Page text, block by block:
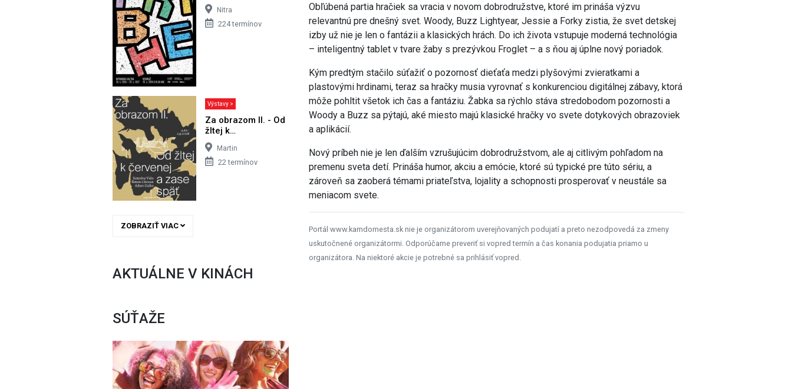
Nitra
224 termínov
Výstavy >
Za obrazom II. - Od
žltej k…
Martin
22 termínov
ZOBRAZIŤ VIAC
AKTUÁLNE V KINÁCH
SÚŤAŽE
Obľúbená partia hračiek sa vracia v novom dobrodružstve, ktoré im prináša výzvu
relevantnú pre dnešný svet. Woody, Buzz Lightyear, Jessie a Forky zistia, že svet detskej
izby už nie je len o fantázii a klasických hrách. Do ich života vstupuje moderná technológia
– inteligentný tablet v tvare žaby s prezývkou Froglet – a s ňou aj úplne nový poriadok.
Kým predtým stačilo súťažiť o pozornosť dieťaťa medzi plyšovými zvieratkami a
plastovými hrdinami, teraz sa hračky musia vyrovnať s konkurenciou digitálnej zábavy, ktorá
môže pohltit všetok ich čas a fantáziu. Žabka sa rýchlo stáva stredobodom pozornosti a
Woody a Buzz sa pýtajú, aké miesto majú klasické hračky vo svete dotykových obrazoviek
a aplikácií.
Nový príbeh nie je len ďalším vzrušujúcim dobrodružstvom, ale aj citlivým pohľadom na
premenu sveta detí. Prináša humor, akciu a emócie, ktoré sú typické pre túto sériu, a
zároveň sa zaoberá témami priateľstva, lojality a schopnosti prosperovať v neustále sa
meniacom svete.
Portál www.kamdomesta.sk nie je organizátorom uverejňovaných podujatí a preto nezodpovedá za zmeny
uskutočnené organizátormi. Odporúčame preveriť si vopred termín a čas konania podujatia priamo u
organizátora. Na niektoré akcie je potrebné sa prihlásiť vopred.